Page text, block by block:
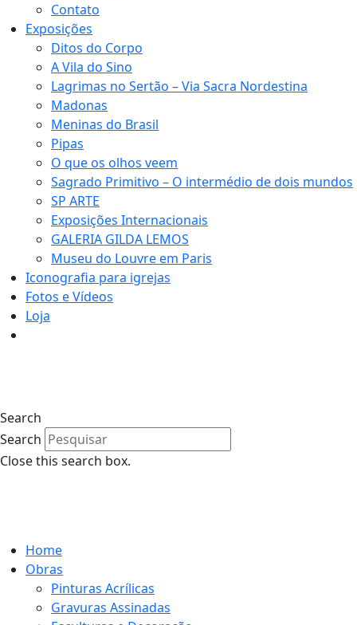
Contato
Exposições
Ditos do Corpo
A Vila do Sino
Lagrimas no Sertão – Via Sacra Nordestina
Madonas
Meninas do Brasil
Pipas
O que os olhos veem
Sagrado Primitivo – O intermédio de dois mundos
SP ARTE
Exposições Internacionais
GALERIA GILDA LEMOS
Museu do Louvre em Paris
Iconografia para igrejas
Fotos e Vídeos
Loja
Search
Search
Close this search box.
Home
Obras
Pinturas Acrílicas
Gravuras Assinadas